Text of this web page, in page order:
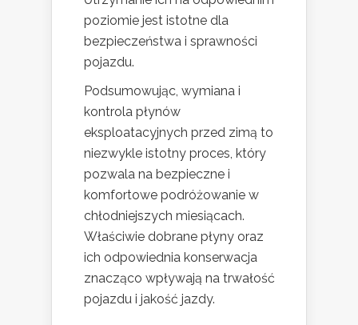
poziomie jest istotne dla
bezpieczeństwa i sprawności
pojazdu.
Podsumowując, wymiana i
kontrola płynów
eksploatacyjnych przed zimą to
niezwykle istotny proces, który
pozwala na bezpieczne i
komfortowe podróżowanie w
chłodniejszych miesiącach.
Właściwie dobrane płyny oraz
ich odpowiednia konserwacja
znacząco wpływają na trwałość
pojazdu i jakość jazdy.